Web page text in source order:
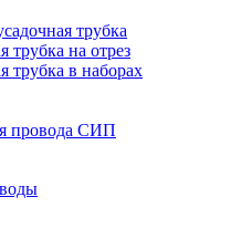
трубка
трубка на отрез
трубка в наборах
провода СИП